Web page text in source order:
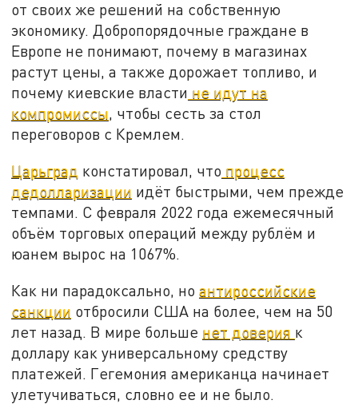
от своих же решений на собственную
экономику. Добропорядочные граждане в
Европе не понимают, почему в магазинах
растут цены, а также дорожает топливо, и
почему киевские власти не идут на
компромиссы, чтобы сесть за стол
переговоров с Кремлем.
Царьград констатировал, что процесс
дедолларизации идёт быстрыми, чем прежде
темпами. С февраля 2022 года ежемесячный
объём торговых операций между рублём и
юанем вырос на 1067%.
Как ни парадоксально, ноантироссийские
санкции отбросили США на более, чем на 50
лет назад. В мире больше нет доверия к
доллару как универсальному средству
платежей. Гегемония американца начинает
улетучиваться, словно ее и не было.